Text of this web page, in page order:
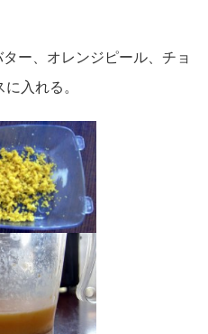
ー、オレンジピール、チョ
入れる。